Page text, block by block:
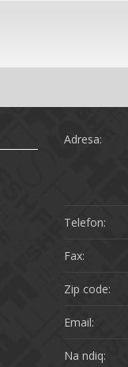
Adresa:
Telefon:
Fax:
Zip code:
Email:
Na ndiq: